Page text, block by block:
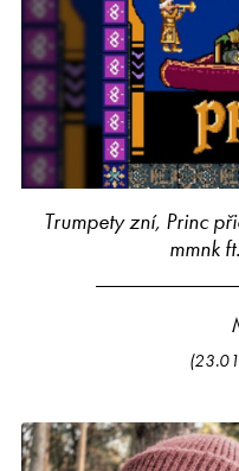
Trumpety zní, Princ
mmnk